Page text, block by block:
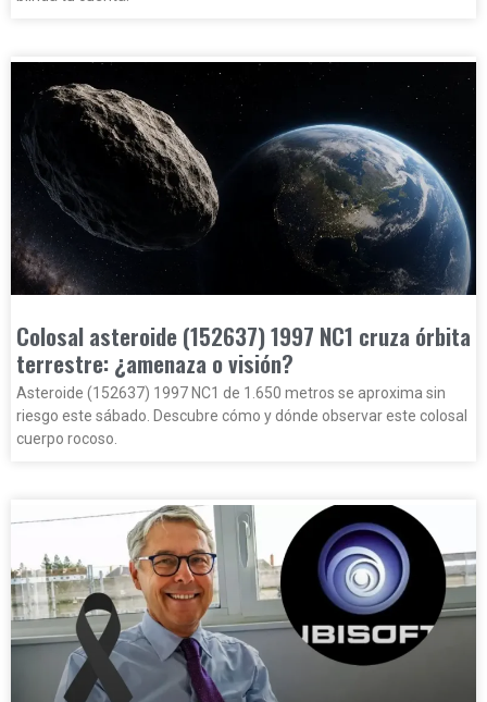
Colosal asteroide (152637) 1997 NC1 cruza órbita
terrestre: ¿amenaza o visión?
Asteroide (152637) 1997 NC1 de 1.650 metros se aproxima sin
riesgo este sábado. Descubre cómo y dónde observar este colosal
cuerpo rocoso.